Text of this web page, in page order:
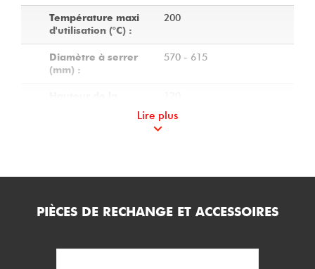
Température maxi
d'utilisation (°C) :
200
Diamètre à serrer
(mm) :
570 - 615
Dispositif de
Sans
Protection des
Boitier aluminium
Lire plus
PIÈCES DE RECHANGE ET ACCESSOIRES